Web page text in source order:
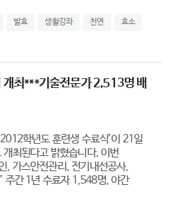
발효 생활강좌 천연 효소
개최***기술전문가 2,513명 배
학년도 훈련생 수료식’이 21일
최된다고 밝혔습니다. 이번
, 가스안전관리, 전기내선공사,
주간 1년 수료자 1,548명, 야간